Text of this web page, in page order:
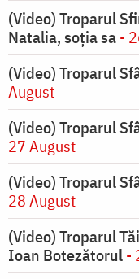
(Video) Troparul
Natalia, soția sa-
(Video) Troparul
August
(Video) Troparul
27 August
(Video) Troparul
28 August
(Video) Troparul
Ioan Botezătorul-